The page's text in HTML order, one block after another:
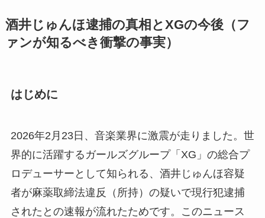
酒井じゅんほ逮捕の真相とXGの今後（フ
ァンが知るべき衝撃の事実）
はじめに
2026年2月23日、音楽業界に激震が走りました。世
界的に活躍するガールズグループ「XG」の総合プ
ロデューサーとして知られる、酒井じゅんほ容疑
者が麻薬取締法違反（所持）の疑いで現行犯逮捕
されたとの速報が流れたためです。このニュース